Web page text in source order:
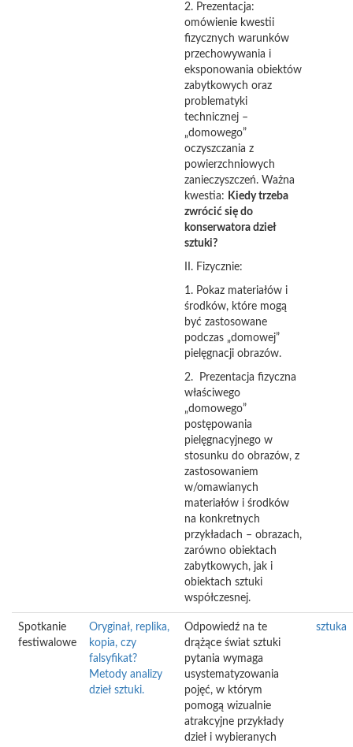
2. Prezentacja:
omówienie kwestii
fizycznych warunków
przechowywania i
eksponowania obiektów
zabytkowych oraz
problematyki
technicznej –
„domowego”
oczyszczania z
powierzchniowych
zanieczyszczeń. Ważna
kwestia: Kiedy trzeba
zwrócić się do
konserwatora dzieł
sztuki?
II. Fizycznie:
1. Pokaz materiałów i
środków, które mogą
być zastosowane
podczas „domowej”
pielęgnacji obrazów.
2. Prezentacja fizyczna
właściwego
„domowego”
postępowania
pielęgnacyjnego w
stosunku do obrazów, z
zastosowaniem
w/omawianych
materiałów i środków
na konkretnych
przykładach – obrazach,
zarówno obiektach
zabytkowych, jak i
obiektach sztuki
współczesnej.
Spotkanie
festiwalowe
Oryginał, replika,
kopia, czy
falsyfikat?
Metody analizy
dzieł sztuki.
Odpowiedź na te
drążące świat sztuki
pytania wymaga
usystematyzowania
pojęć, w którym
pomogą wizualnie
atrakcyjne przykłady
dzieł i wybieranych
sztuka